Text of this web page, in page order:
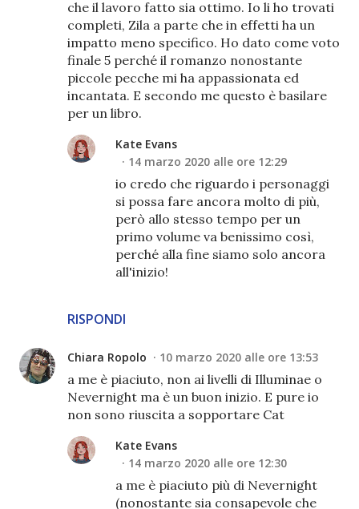
che il lavoro fatto sia ottimo. Io li ho trovati
completi, Zila a parte che in effetti ha un
impatto meno specifico. Ho dato come voto
finale 5 perché il romanzo nonostante
piccole pecche mi ha appassionata ed
incantata. E secondo me questo è basilare
per un libro.
RISPONDI
Kate Evans
14 marzo 2020 alle ore 12:29
io credo che riguardo i personaggi
si possa fare ancora molto di più,
però allo stesso tempo per un
primo volume va benissimo così,
perché alla fine siamo solo ancora
all'inizio!
Chiara Ropolo 10 marzo 2020 alle ore 13:53
a me è piaciuto, non ai livelli di Illuminae o
Nevernight ma è un buon inizio. E pure io
non sono riuscita a sopportare Cat
Kate Evans
14 marzo 2020 alle ore 12:30
a me è piaciuto più di Nevernight
(nonostante sia consapevole che